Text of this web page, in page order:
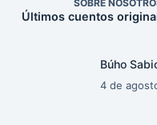
SOBRE
Últimos cuentos
Búho
4 de